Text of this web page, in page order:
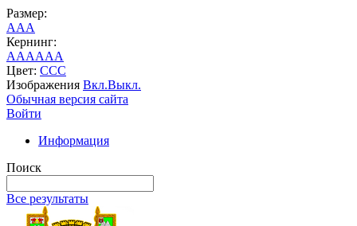
Размер:
AAA
Кернинг:
AAAAAA
Цвет: CCC
Изображения Вкл.Выкл.
Обычная версия сайта
Войти
Информация
Поиск
Все результаты